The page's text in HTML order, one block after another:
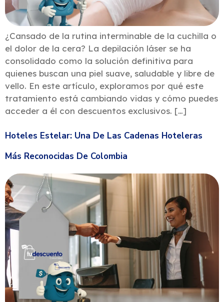
¿Cansado de la rutina interminable de la cuchilla o
el dolor de la cera? La depilación láser se ha
consolidado como la solución definitiva para
quienes buscan una piel suave, saludable y libre de
vello. En este artículo, exploramos por qué este
tratamiento está cambiando vidas y cómo puedes
acceder a él con descuentos exclusivos. […]
Hoteles Estelar: Una De Las Cadenas Hoteleras
Más Reconocidas De Colombia